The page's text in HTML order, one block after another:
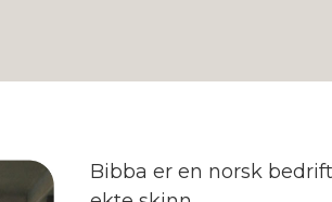
Bibba er en norsk